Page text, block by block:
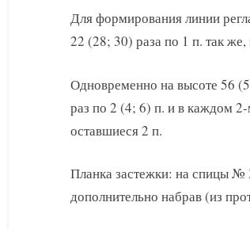
Для формирования линии
22 (28; 30) раза по 1 п. так
Одновременно на высоте 56
раз по 2 (4; 6) п. и в каждом 2-
оставшиеся 2 п.
Планка застежки: на спицы №
дополнительно набрав (из